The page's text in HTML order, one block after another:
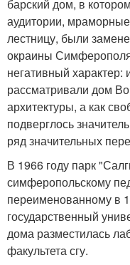
барский дом, в
аудитории,
лестницу, были
окраины
негативный характер:
рассматривали дом
архитектуры, а как
подверглось
ряд значительных
В 1966 году парк
симферопольскому
переименованному в
государственный
дома разместилась
факультета сгу.